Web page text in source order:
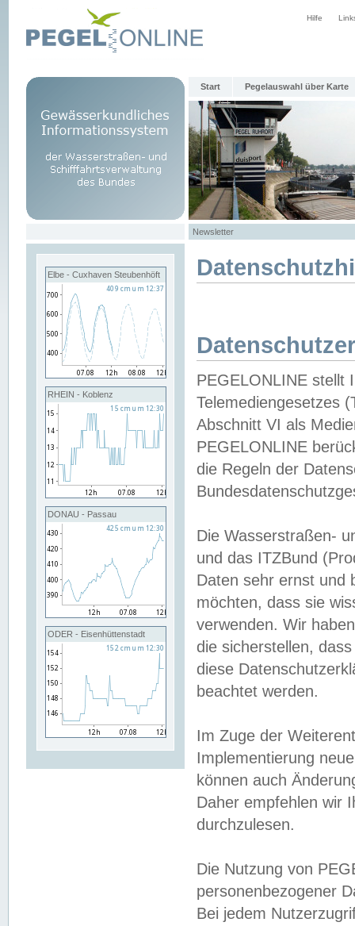
Hilfe
Start Pegelauswahl über Karte
Newsletter
Elbe - Cuxhaven Steubenhöft
RHEIN - Koblenz
DONAU - Passau
ODER - Eisenhüttenstadt
PEGELONLINE stellt
Telemediengesetzes
Abschnitt VI als
PEGELONLINE
die Regeln der
Die Wasserstraßen-
und das ITZBund
Daten sehr ernst und
möchten, dass sie
verwenden. Wir
die sicherstellen,
diese
beachtet werden.
Im Zuge der
Implementierung
können auch
Daher empfehlen wir
durchzulesen.
Die Nutzung von
personenbezogener
Bei jedem